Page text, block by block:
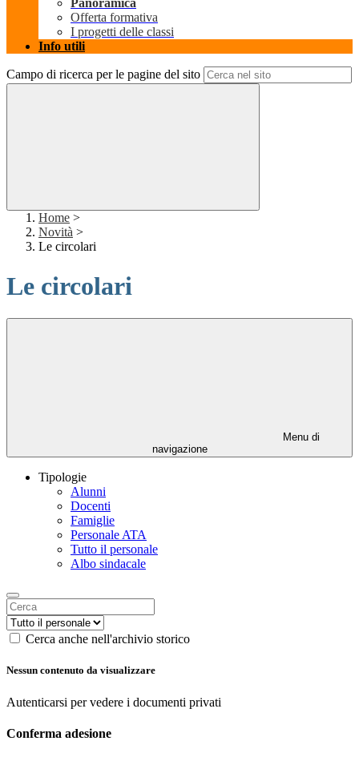
Panoramica
Offerta formativa
I progetti delle classi
Info utili
Campo di ricerca per le pagine del sito
Home >
Novità >
Le circolari
Le circolari
Menu di
navigazione
Tipologie
Alunni
Docenti
Famiglie
Personale ATA
Tutto il personale
Albo sindacale
Cerca anche nell'archivio storico
Nessun contenuto da visualizzare
Autenticarsi per vedere i documenti privati
Conferma adesione